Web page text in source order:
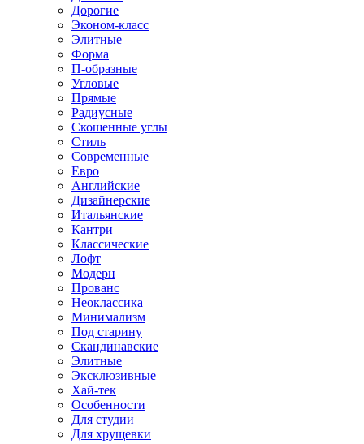
Дорогие
Эконом-класс
Элитные
Форма
П-образные
Угловые
Прямые
Радиусные
Скошенные углы
Стиль
Современные
Евро
Английские
Дизайнерские
Итальянские
Кантри
Классические
Лофт
Модерн
Прованс
Неоклассика
Минимализм
Под старину
Скандинавские
Элитные
Эксклюзивные
Хай-тек
Особенности
Для студии
Для хрущевки